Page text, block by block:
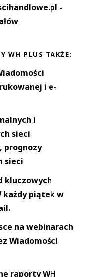
-
WH PLUS TAKŻE:
i e-
i
sieci
prognozy
sieci
kluczowych
każdy piątek w
na webinarach
Wiadomości
raporty WH